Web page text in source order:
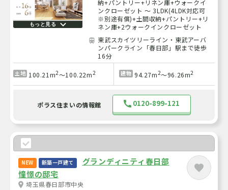
もっと見る
納+パントリー+リネン庫+ウォークイ
ンクローゼット ～ 3LDK(4LDK対応可
※別途有償)+土間収納+パントリー+リ
ネン庫+2ウォークインクローゼット
東武スカイツリーライン・東武アーバ
ンパークライン「春日部」駅まで徒歩
16分
土地 100.21m2～100.22m2 建物 94.27m2～96.26m2
ポラス住まいの情報館 0120-899-121
NEW 新築一戸建て
グランディニティ春日部
憧憬の邸宅
埼玉県春日部市中央